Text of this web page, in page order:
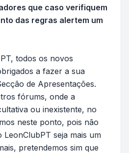
que caso verifiquem
das regras alertem um
todos os novos
a fazer a sua
de Apresentações.
fórums, onde a
ou inexistente, no
neste ponto, pois não
LeonClubPT seja mais um
pretendemos sim que